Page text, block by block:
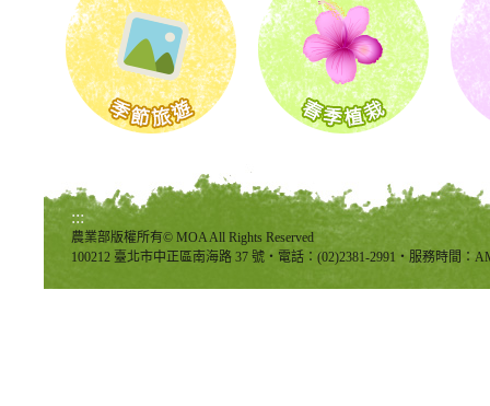
:::
農業部版權所有© MOA All Rights Reserved
100212 臺北市中正區南海路 37 號‧電話：(02)2381-2991‧服務時間：